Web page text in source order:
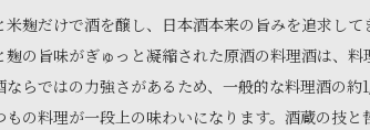
米麹だけで酒を醸し、日本酒本来の旨みを追求して
麹の旨味がぎゅっと凝縮された原酒の料理酒は、
ならではの力強さがあるため、一般的な料理酒の
もの料理が一段上の味わいになります。酒蔵の技と